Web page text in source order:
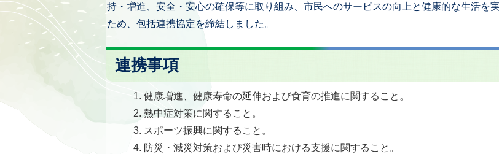
持・増進、安全・安心の確保等に取り組み、市民へのサービスの向上と健康的な生活を
ため、包括連携協定を締結しました。
連携事項
健康増進、健康寿命の延伸および食育の推進に関すること。
熱中症対策に関すること。
スポーツ振興に関すること。
防災・減災対策および災害時における支援に関すること。